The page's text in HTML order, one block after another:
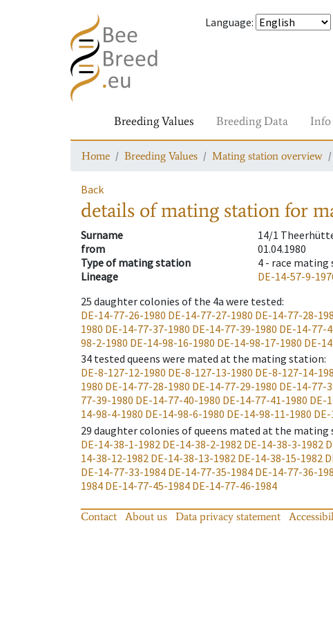
Language:
Breeding Values Breeding Data Info
Home Breeding Values Mating station overview
Back
details of mating stationfor
Surname
14/1
from
01.04.1980
Type of mating station
4 - race mating
Lineage
DE-14-57-9-
25 daughter colonies of the 4a were tested:
DE-14-77-26-1980 DE-14-77-27-1980 DE-14-77-28-
1980 DE-14-77-37-1980 DE-14-77-39-1980 DE-14-77-
98-2-1980 DE-14-98-16-1980 DE-14-98-17-1980 DE-
34 tested queens were mated at the mating station:
DE-8-127-12-1980 DE-8-127-13-1980 DE-8-127-14-
1980 DE-14-77-28-1980 DE-14-77-29-1980 DE-14-77-
77-39-1980 DE-14-77-40-1980 DE-14-77-41-1980 DE-
14-98-4-1980 DE-14-98-6-1980 DE-14-98-11-1980
29 daughter colonies of queens mated at the
DE-14-38-1-1982 DE-14-38-2-1982 DE-14-38-3-1982
14-38-12-1982 DE-14-38-13-1982 DE-14-38-15-1982
DE-14-77-33-1984 DE-14-77-35-1984 DE-14-77-36-
1984 DE-14-77-45-1984 DE-14-77-46-1984
Contact About us Data privacy statement